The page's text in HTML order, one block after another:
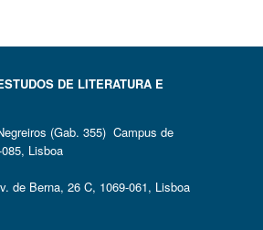
DE LITERATURA E
(Gab. 355) Campus de
Lisboa
de Berna, 26 C, 1069-061, Lisboa